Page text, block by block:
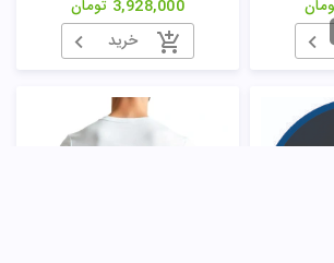
3,928,000 تومان
خرید